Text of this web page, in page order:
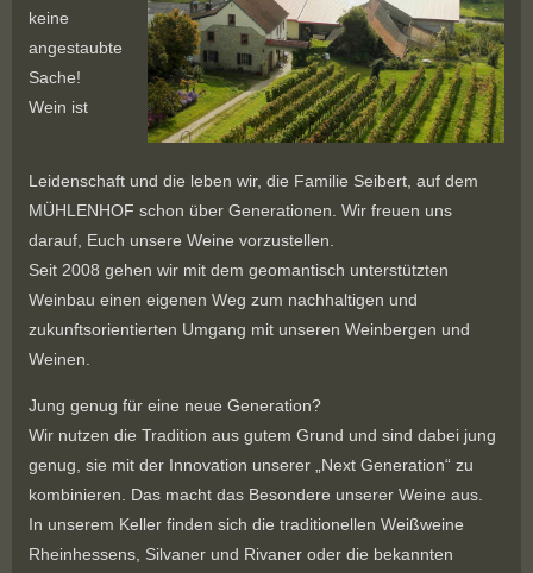
keine
angestaubte
Sache!
Wein ist
Leidenschaft und die leben wir, die Familie Seibert, auf dem
MÜHLENHOF schon über Generationen. Wir freuen uns
darauf, Euch unsere Weine vorzustellen.
Seit 2008 gehen wir mit dem geomantisch unterstützten
Weinbau einen eigenen Weg zum nachhaltigen und
zukunftsorientierten Umgang mit unseren Weinbergen und
Weinen.
Jung genug für eine neue Generation?
Wir nutzen die Tradition aus gutem Grund und sind dabei jung
genug, sie mit der Innovation unserer „Next Generation“ zu
kombinieren. Das macht das Besondere unserer Weine aus.
In unserem Keller finden sich die traditionellen Weißweine
Rheinhessens, Silvaner und Rivaner oder die bekannten